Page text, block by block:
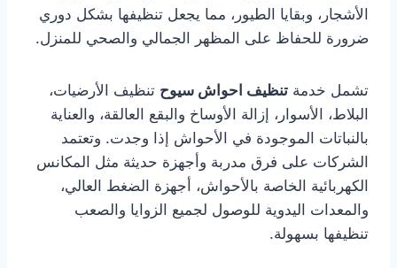
الأشجار، وبقايا الطيور، مما يجعل تنظيفها بشكل دوري
ضرورة للحفاظ على المظهر الجمالي والصحي للمنزل.
تشمل خدمة تنظيف احواش سيوح تنظيف الأرضيات،
البلاط، الأسوار، إزالة الأوساخ والبقع العالقة، والعناية
بالنباتات الموجودة في الأحواش إذا وجدت. وتعتمد
الشركات على فرق مدربة وأجهزة حديثة مثل المكانس
الكهربائية الخاصة بالأحواش، أجهزة الضغط العالي،
والمعدات اليدوية للوصول لجميع الزوايا والصعب
تنظيفها بسهولة.